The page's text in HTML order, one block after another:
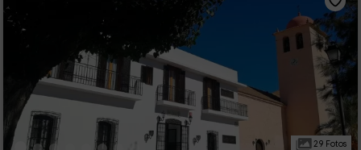
29 Fotos